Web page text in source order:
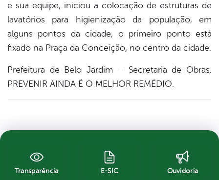
e sua equipe, iniciou a colocação de estruturas de
lavatórios para higienização da população, em
alguns pontos da cidade, o primeiro ponto está
fixado na Praça da Conceição, no centro da cidade.
Prefeitura de Belo Jardim – Secretaria de Obras.
PREVENIR AINDA É O MELHOR REMÉDIO.
Transparência E-SIC Ouvidoria